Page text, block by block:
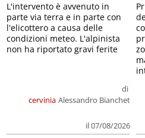
cervinia
di
Alessandro Bianchet
il 07/08/2026
L'intervento è avvenuto in
parte via terra e in parte con
l'elicottero a causa delle
condizioni meteo. L'alpinista
non ha riportato gravi ferite